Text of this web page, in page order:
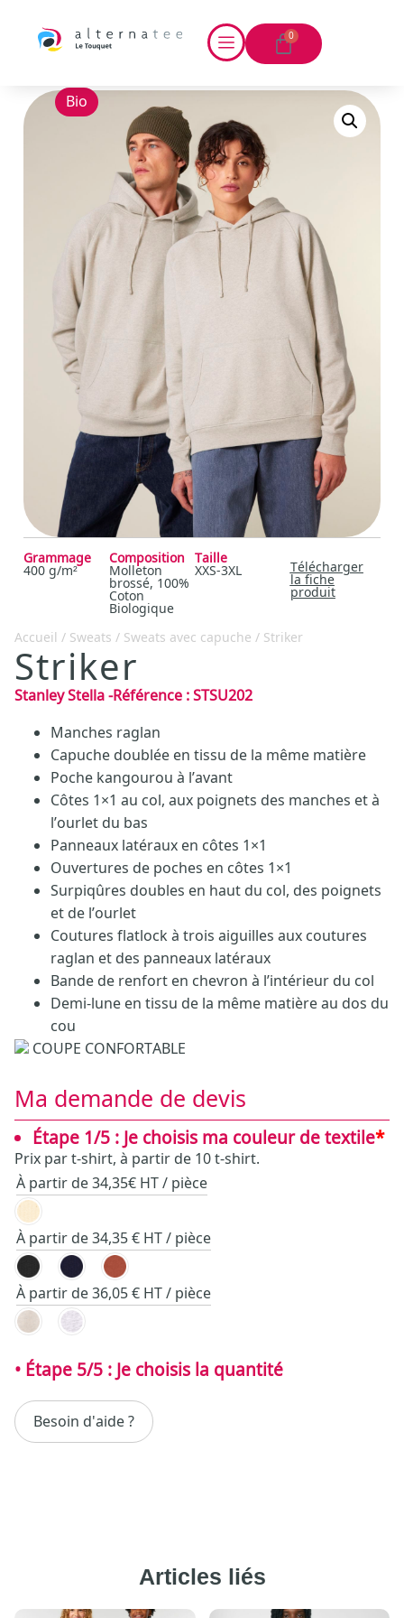
0
Bio
Grammage
400 g/m²
Composition
Molleton
brossé, 100%
Coton
Biologique
Taille
XXS-3XL Télécharger
la fiche
produit
Accueil / Sweats / Sweats avec capuche / Striker
Striker
Stanley Stella-Référence :STSU202
Manches raglan
Capuche doublée en tissu de la même matière
Poche kangourou à l’avant
Côtes 1×1 au col, aux poignets des manches et à
l’ourlet du bas
Panneaux latéraux en côtes 1×1
Ouvertures de poches en côtes 1×1
Surpiqûres doubles en haut du col, des poignets
et de l’ourlet
Coutures flatlock à trois aiguilles aux coutures
raglan et des panneaux latéraux
Bande de renfort en chevron à l’intérieur du col
Demi-lune en tissu de la même matière au dos du
cou
COUPE CONFORTABLE
Ma demande de devis
*
Étape 1/5 : Je choisis ma couleur de textile
Prix par t-shirt, à partir de 10 t-shirt.
À partir de 34,35€ HT / pièce
À partir de 34,35 € HT / pièce
À partir de 36,05 € HT / pièce
Besoin d'aide ?
Articles liés